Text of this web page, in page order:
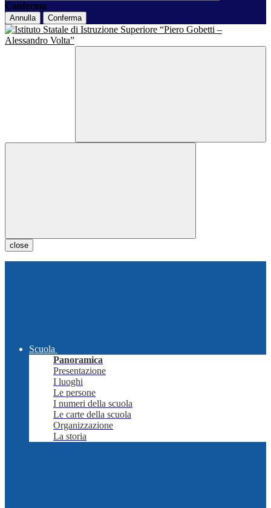
Conferma
Annulla Conferma
close
Scuola
Panoramica
Presentazione
I luoghi
Le persone
I numeri della scuola
Le carte della scuola
Organizzazione
La storia